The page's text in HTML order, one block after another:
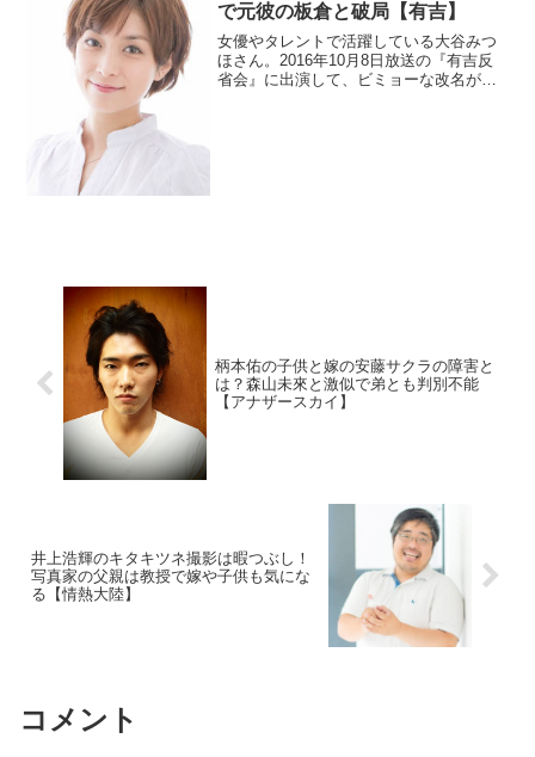
で元彼の板倉と破局【有吉】
女優やタレントで活躍している大谷みつ
ほさん。2016年10月8日放送の『有吉反
省会』に出演して、ビミョーな改名が多
柄本佑の子供と嫁の安藤サクラの障害と
は？森山未來と激似で弟とも判別不能
【アナザースカイ】
井上浩輝のキタキツネ撮影は暇つぶし！
写真家の父親は教授で嫁や子供も気にな
る【情熱大陸】
コメント